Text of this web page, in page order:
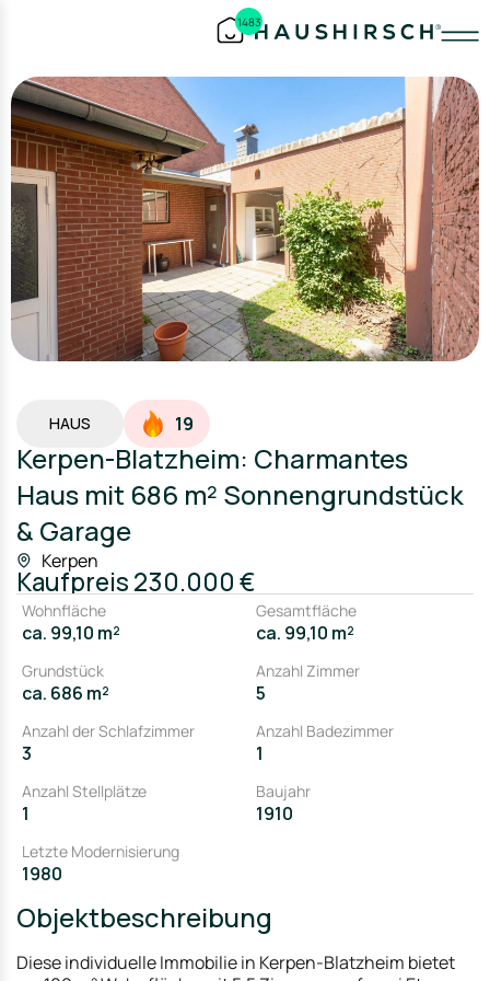
1483
HAUS 19
Kerpen-Blatzheim: Charmantes
Haus mit 686 m² Sonnengrundstück
& Garage
Kerpen
Kaufpreis230.000 €
Wohnfläche
ca. 99,10 m²
Gesamtfläche
ca. 99,10 m²
Grundstück
ca. 686 m²
Anzahl Zimmer
5
Anzahl der Schlafzimmer
3
Anzahl Badezimmer
1
Anzahl Stellplätze
1
Baujahr
1910
Letzte Modernisierung
1980
Objektbeschreibung
Diese individuelle Immobilie in Kerpen-Blatzheim bietet